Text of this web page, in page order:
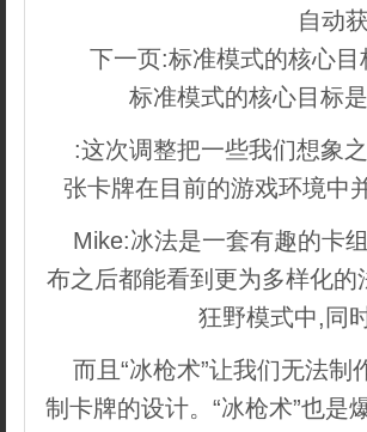
自动
下一页:标准模式的核心
标准模式的核心目标
:这次调整把一些我们想象
张卡牌在目前的游戏环境中
Mike:冰法是一套有趣的卡
布之后都能看到更为多样化
狂野模式中,同
而且“冰枪术”让我们无法
制卡牌的设计。“冰枪术”也是